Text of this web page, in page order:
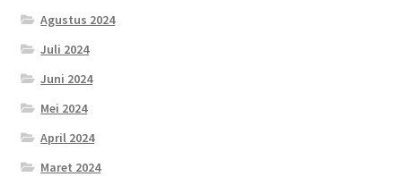
Agustus 2024
Juli 2024
Juni 2024
Mei 2024
April 2024
Maret 2024